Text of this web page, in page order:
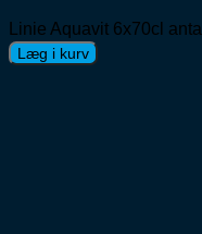
Linie Aquavit 6x70cl antal
Læg i kurv